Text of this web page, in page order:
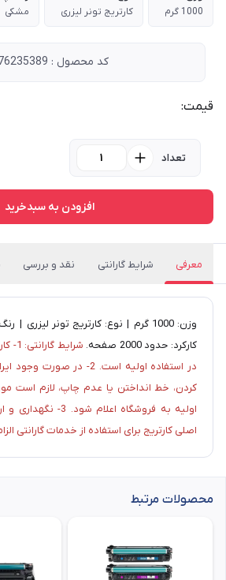
1000 گرم کارتریج تونر لیزری مشکی
کد محصول : 176235389
قیمت:
تعداد
افزودن به سبدخرید
معرفی شرایط گارانتی نقد و بررسی
وزن: 1000 گرم | نوع: کارتریج تونر
کارکرد: حدود 2000 صفحه.
در استفاده اولیه است. 2- در
کردن، خط انداختن یا عدم چاپ، لازم است
اولیه به فروشگاه
اصلی کارتریج برای استفاده از خدمات گارانتی
محصولات مرتبط